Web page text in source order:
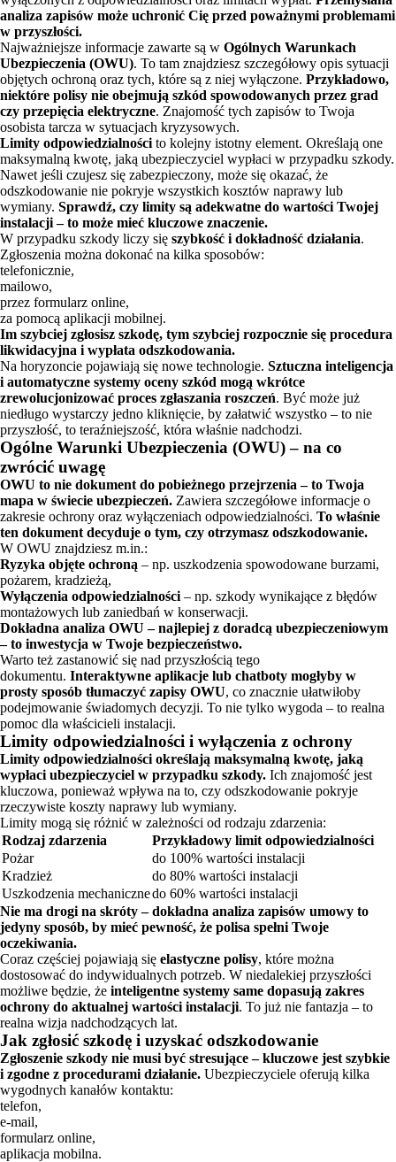
analiza zapisów może uchronić Cię przed poważnymi problemami
w przyszłości.
Najważniejsze informacje zawarte są w Ogólnych Warunkach
Ubezpieczenia (OWU). To tam znajdziesz szczegółowy opis sytuacji
objętych ochroną oraz tych, które są z niej wyłączone. Przykładowo,
niektóre polisy nie obejmują szkód spowodowanych przez grad
czy przepięcia elektryczne. Znajomość tych zapisów to Twoja
osobista tarcza w sytuacjach kryzysowych.
Limity odpowiedzialności to kolejny istotny element. Określają one
maksymalną kwotę, jaką ubezpieczyciel wypłaci w przypadku szkody.
Nawet jeśli czujesz się zabezpieczony, może się okazać, że
odszkodowanie nie pokryje wszystkich kosztów naprawy lub
wymiany. Sprawdź, czy limity są adekwatne do wartości Twojej
instalacji – to może mieć kluczowe znaczenie.
W przypadku szkody liczy się szybkość i dokładność działania.
Zgłoszenia można dokonać na kilka sposobów:
telefonicznie,
mailowo,
przez formularz online,
za pomocą aplikacji mobilnej.
Im szybciej zgłosisz szkodę, tym szybciej rozpocznie się procedura
likwidacyjna i wypłata odszkodowania.
Na horyzoncie pojawiają się nowe technologie. Sztuczna inteligencja
i automatyczne systemy oceny szkód mogą wkrótce
zrewolucjonizować proces zgłaszania roszczeń. Być może już
niedługo wystarczy jedno kliknięcie, by załatwić wszystko – to nie
przyszłość, to teraźniejszość, która właśnie nadchodzi.
Ogólne Warunki Ubezpieczenia (OWU) – na co
zwrócić uwagę
OWU to nie dokument do pobieżnego przejrzenia – to Twoja
mapa w świecie ubezpieczeń. Zawiera szczegółowe informacje o
zakresie ochrony oraz wyłączeniach odpowiedzialności. To właśnie
ten dokument decyduje o tym, czy otrzymasz odszkodowanie.
W OWU znajdziesz m.in.:
Ryzyka objęte ochroną – np. uszkodzenia spowodowane burzami,
pożarem, kradzieżą,
Wyłączenia odpowiedzialności – np. szkody wynikające z błędów
montażowych lub zaniedbań w konserwacji.
Dokładna analiza OWU – najlepiej z doradcą ubezpieczeniowym
– to inwestycja w Twoje bezpieczeństwo.
Warto też zastanowić się nad przyszłością tego
dokumentu. Interaktywne aplikacje lub chatboty mogłyby w
prosty sposób tłumaczyć zapisy OWU, co znacznie ułatwiłoby
podejmowanie świadomych decyzji. To nie tylko wygoda – to realna
pomoc dla właścicieli instalacji.
Limity odpowiedzialności i wyłączenia z ochrony
Limity odpowiedzialności określają maksymalną kwotę, jaką
wypłaci ubezpieczyciel w przypadku szkody. Ich znajomość jest
kluczowa, ponieważ wpływa na to, czy odszkodowanie pokryje
rzeczywiste koszty naprawy lub wymiany.
Limity mogą się różnić w zależności od rodzaju zdarzenia:
Rodzaj zdarzenia
Przykładowy limit odpowiedzialności
Pożar
do 100% wartości instalacji
Kradzież
do 80% wartości instalacji
Uszkodzenia mechanicznedo 60% wartości instalacji
Nie ma drogi na skróty – dokładna analiza zapisów umowy to
jedyny sposób, by mieć pewność, że polisa spełni Twoje
oczekiwania.
Coraz częściej pojawiają się elastyczne polisy, które można
dostosować do indywidualnych potrzeb. W niedalekiej przyszłości
możliwe będzie, że inteligentne systemy same dopasują zakres
ochrony do aktualnej wartości instalacji. To już nie fantazja – to
realna wizja nadchodzących lat.
Jak zgłosić szkodę i uzyskać odszkodowanie
Zgłoszenie szkody nie musi być stresujące – kluczowe jest szybkie
i zgodne z procedurami działanie. Ubezpieczyciele oferują kilka
wygodnych kanałów kontaktu:
telefon,
e-mail,
formularz online,
aplikacja mobilna.